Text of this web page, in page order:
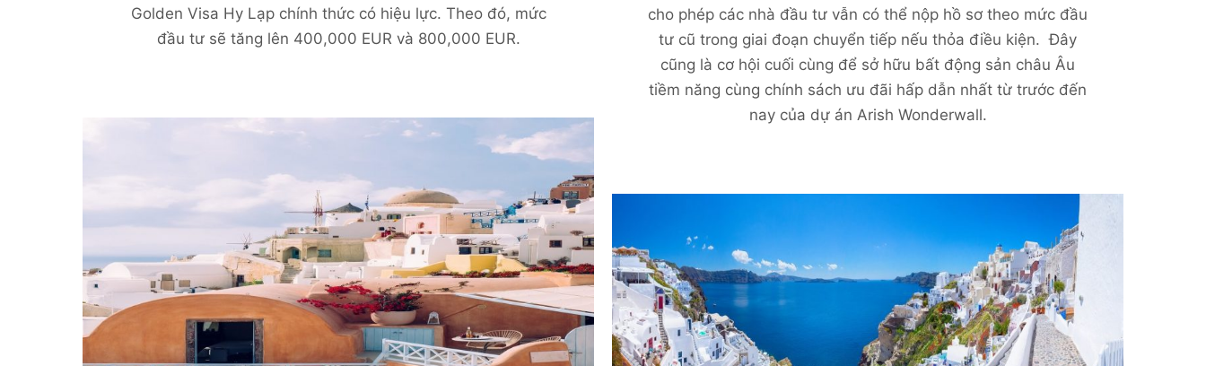
cho phép các nhà đầu tư vẫn có thể nộp hồ sơ theo mức đầu
tư cũ trong giai đoạn chuyển tiếp nếu thỏa điều kiện. Đây
cũng là cơ hội cuối cùng để sở hữu bất động sản châu Âu
tiềm năng cùng chính sách ưu đãi hấp dẫn nhất từ trước đến
nay của dự án Arish Wonderwall.
Golden Visa Hy Lạp chính thức có hiệu lực. Theo đó, mức
đầu tư sẽ tăng lên 400,000 EUR và 800,000 EUR.